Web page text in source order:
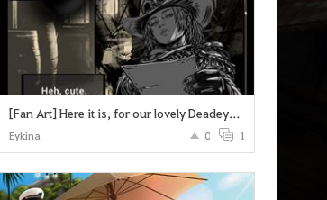
[Fan Art] Here it is, for our lovely Deadeye <3
Eykina 0 1